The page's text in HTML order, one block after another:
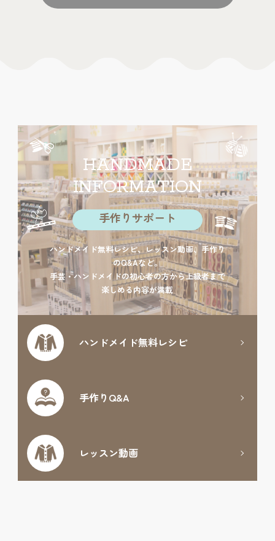
HANDMADE
INFORMATION
手作りサポート
ハンドメイド無料レシピ、レッスン動画、手作り
のQ&Aなど。
手芸・ハンドメイドの初心者の方から上級者まで
楽しめる内容が満載
ハンドメイド無料レシピ
手作りQ&A
レッスン動画